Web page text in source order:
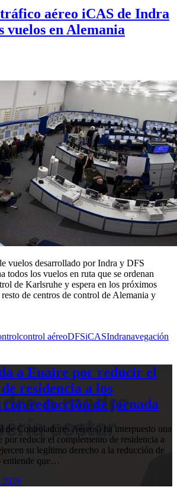
aéreo iCAS de Indra
vuelos en Alemania
vuelos desarrollado por Indra y DFS
todos los vuelos en ruta que se ordenan
de Karlsruhe y espera en los próximos
resto de centros de control de Alemania y
control aéreoDFSiCASIndranavegación
a Enaire por reducir el
residencia a los
reducción de jornada
Controladores Aéreos) ha interpuesto una
por reducir el complemento de residencia a
su legítimo derecho a la reducción de
entiende que…